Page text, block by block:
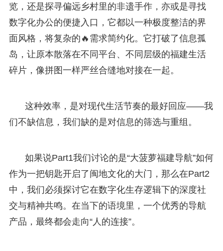
览，还是探寻偏远乡村里的非遗手作，亦或是寻找
数字化办公的便捷入口，它都以一种极度整洁的界
面风格，将复杂的🔥需求简约化。它打破了信息孤
岛，让原本散落在不同平台、不同层级的福建生活
碎片，像拼图一样严丝合缝地对接在一起。
这种效率，是对现代生活节奏的最好回应——我
们不缺信息，我们缺的是对信息的筛选与重组。
如果说Part1我们讨论的是“大菠萝福建导航”如何
作为一把钥匙开启了闽地文化的大门，那么在Part2
中，我们必须探讨它在数字化生存逻辑下的深度社
交与精神共鸣。在当下的语境里，一个优秀的导航
产品，最终都会走向“人的连接”。